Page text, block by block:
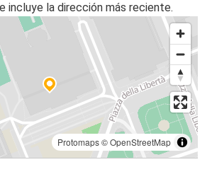
incluye la dirección más reciente.
Protomaps©OpenStreetMap